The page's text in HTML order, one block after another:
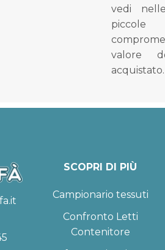
vedi
valore
acquistato.
SCOPRI DI PIÙ
Campionario tessuti
Confronto Letti
Contenitore